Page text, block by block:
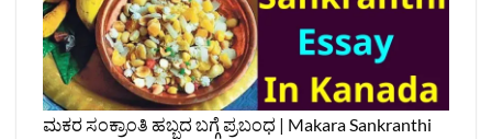
ಮಕರ ಸಂಕ್ರಾಂತಿ ಹಬ್ಬದ ಬಗ್ಗೆ ಪ್ರಬಂಧ | Makara Sankranthi